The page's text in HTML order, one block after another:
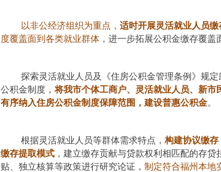
以非公经济组织为重点， 适时开展灵活就业人员
度覆盖面到各类就业群体 ，进一步拓展公积金缴存覆盖
探索灵活就业人员及《住房公积金管理条例》规
公积金制度，将我市个体工商户、灵活就业人员、新
有序纳入住房公积金制度保障范围，建设普惠公积金。
根据灵活就业人员等群体需求特点，构建协议缴
缴存提取模式 ，建立缴存贡献与贷款权利相匹配的存
贴、独立核算等政策进行研究论证， 制定符合福州本地